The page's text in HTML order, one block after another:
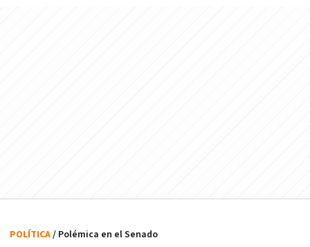
POLÍTICA/ Polémica en el Senado